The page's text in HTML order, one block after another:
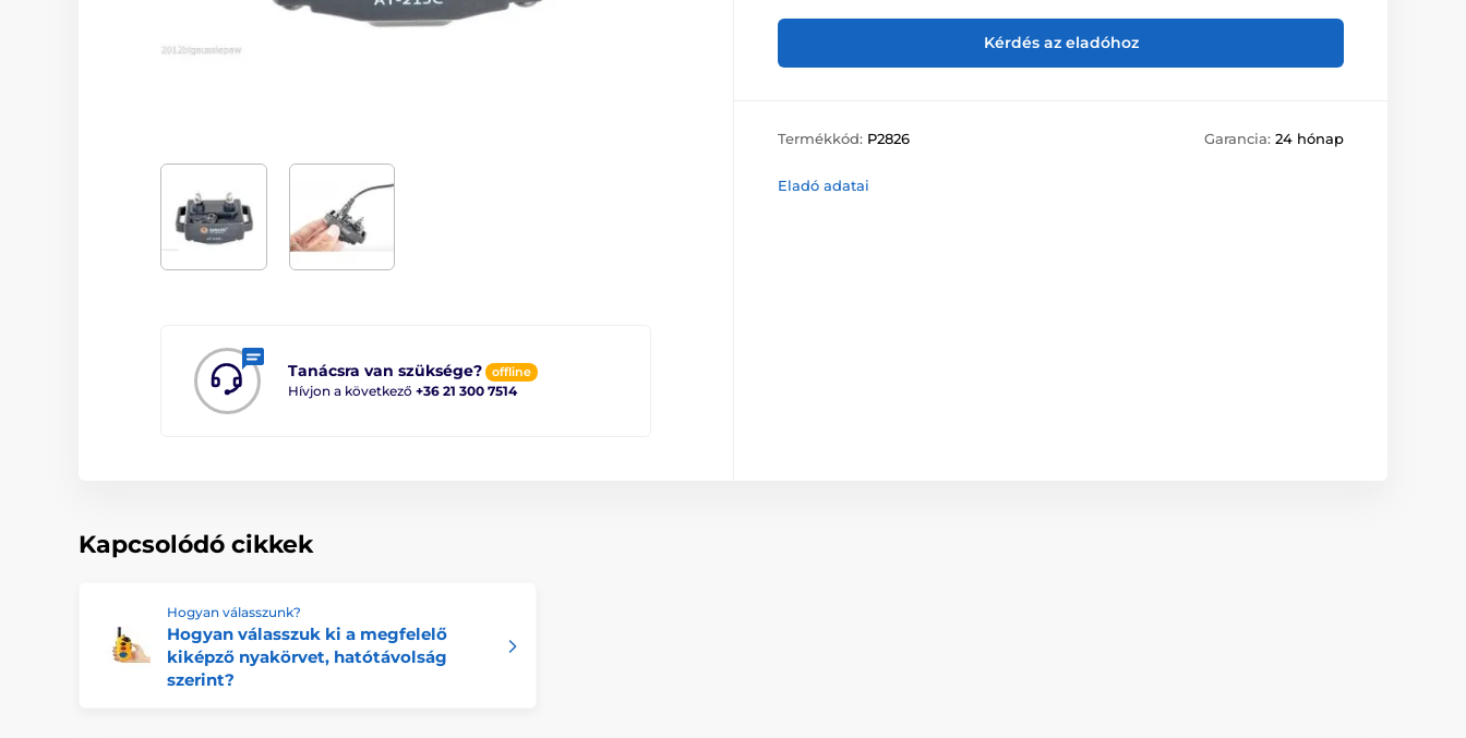
Tanácsra van szüksége? offline
Hívjon a következő +36 21 300 7514
Kérdés az eladóhoz
Termékkód: P2826 Garancia: 24 hónap
Eladó adatai
Kapcsolódó cikkek
Hogyan válasszunk?
Hogyan válasszuk ki a megfelelő
kiképző nyakörvet, hatótávolság
szerint?